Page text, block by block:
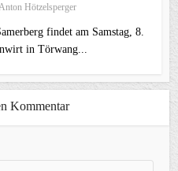
Hötzelsperger
findet am Samstag, 8.
in Törwang...
Kommentar